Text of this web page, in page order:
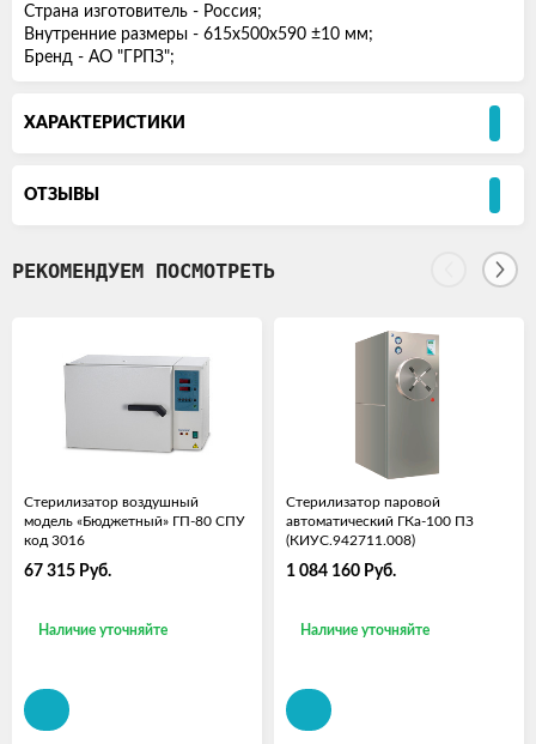
Страна изготовитель - Россия;
Внутренние размеры - 615х500х590 ±10 мм;
Бренд - АО "ГРПЗ";
ХАРАКТЕРИСТИКИ
ОТЗЫВЫ
РЕКОМЕНДУЕМ ПОСМОТРЕТЬ
Стерилизатор воздушный
модель «Бюджетный» ГП-80 СПУ
код 3016
67 315 Руб.
Наличие уточняйте
Стерилизатор паровой
автоматический ГКа-100 ПЗ
(КИУС.942711.008)
1 084 160 Руб.
Наличие уточняйте